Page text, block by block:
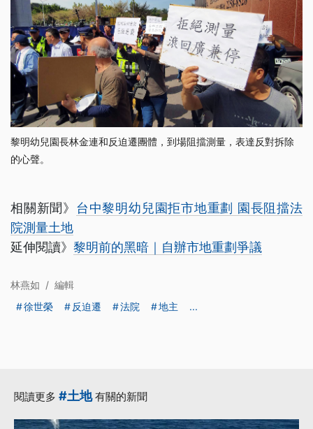
黎明幼兒園長林金連和反迫遷團體，到場阻擋測量，表達反對拆除​​
的心聲。
相關新聞》 台中黎明幼兒園拒市地重劃 園長阻擋法
院測量土地
延伸閱讀》 黎明前的黑暗｜自辦市地重劃爭議
林燕如 / 編輯
徐世榮
反迫遷 法院 地主 ...
閱讀更多 #土地有關的新聞